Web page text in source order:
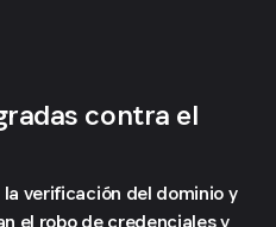
contra el
verificación del dominio y
el robo de credenciales y